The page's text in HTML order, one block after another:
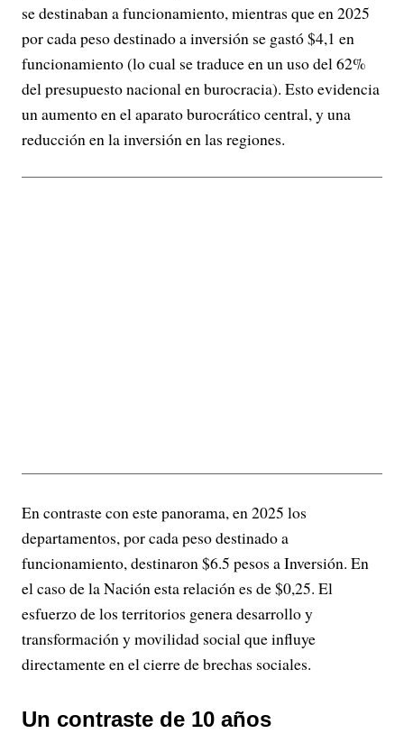
se destinaban a funcionamiento, mientras que en 2025
por cada peso destinado a inversión se gastó $4,1 en
funcionamiento (lo cual se traduce en un uso del 62%
del presupuesto nacional en burocracia). Esto evidencia
un aumento en el aparato burocrático central, y una
reducción en la inversión en las regiones.
En contraste con este panorama, en 2025 los
departamentos, por cada peso destinado a
funcionamiento, destinaron $6.5 pesos a Inversión. En
el caso de la Nación esta relación es de $0,25. El
esfuerzo de los territorios genera desarrollo y
transformación y movilidad social que influye
directamente en el cierre de brechas sociales.
Un contraste de 10 años